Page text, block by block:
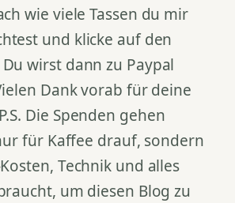
wie viele Tassen du mir
und klicke auf den
wirst dann zu Paypal
Dank vorab für deine
Die Spenden gehen
für Kaffee drauf, sondern
Technik und alles
um diesen Blog zu